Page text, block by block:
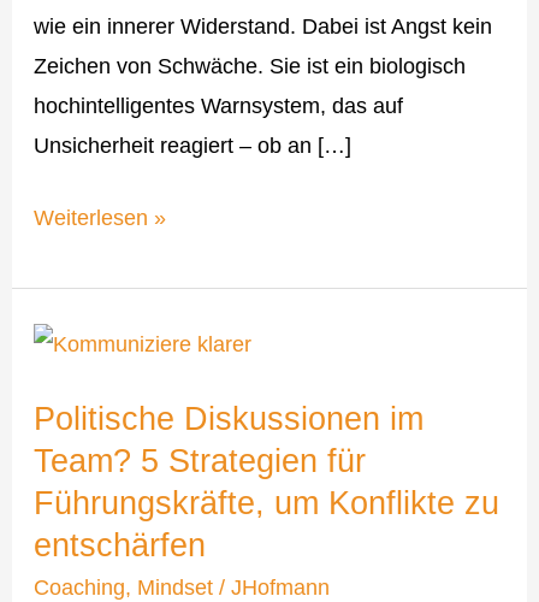
wie ein innerer Widerstand. Dabei ist Angst kein
Zeichen von Schwäche. Sie ist ein biologisch
hochintelligentes Warnsystem, das auf
Unsicherheit reagiert – ob an […]
Weiterlesen »
Politische Diskussionen im
Team? 5 Strategien für
Führungskräfte, um Konflikte zu
entschärfen
Coaching, Mindset /JHofmann
Politische
im
Team?
5
Strategien
für